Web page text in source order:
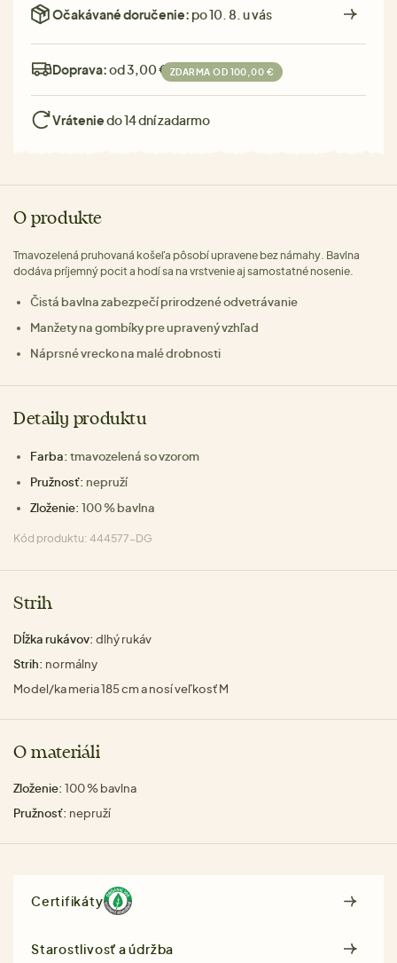
Očakávané doručenie: po 10. 8. u vás
Doprava:od 3,00 € ZDARMA OD 100,00 €
Vráteniedo 14 dní zadarmo
O produkte
Tmavozelená pruhovaná košeľa pôsobí upravene bez námahy. Bavlna
dodáva príjemný pocit a hodí sa na vrstvenie aj samostatné nosenie.
Čistá bavlna zabezpečí prirodzené odvetrávanie
Manžety na gombíky pre upravený vzhľad
Náprsné vrecko na malé drobnosti
Detaily produktu
Farba: tmavozelená so vzorom
Pružnosť: nepruží
Zloženie: 100 % bavlna
Kód produktu: 444577-DG
Strih
Dĺžka rukávov: dlhý rukáv
Strih: normálny
Model/ka meria 185 cm a nosí veľkosť M
O materiáli
Zloženie: 100 % bavlna
Pružnosť: nepruží
Certifikáty
Starostlivosť a údržba